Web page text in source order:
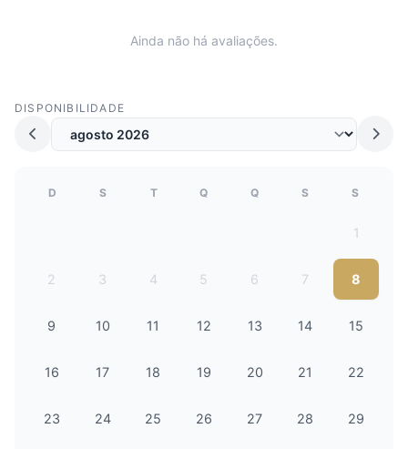
Ainda não há avaliações.
DISPONIBILIDADE
D S T Q Q S S
1
2 3 4 5 6 7 8
9 10 11 12 13 14 15
16 17 18 19 20 21 22
23 24 25 26 27 28 29